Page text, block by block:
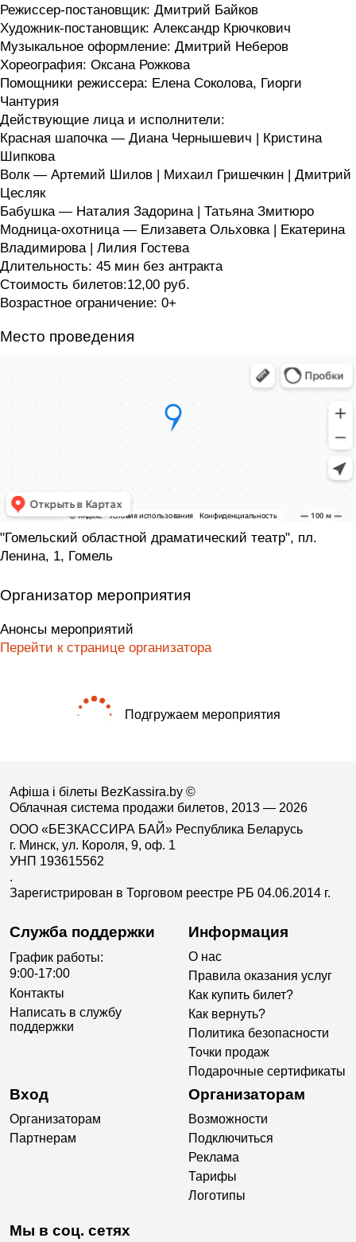
Режиссер-постановщик: Дмитрий Байков
Художник-постановщик: Александр Крючкович
Музыкальное оформление: Дмитрий Неберов
Хореография: Оксана Рожкова
Помощники режиссера: Елена Соколова, Гиорги
Чантурия
Действующие лица и исполнители:
Красная шапочка — Диана Чернышевич | Кристина
Шипкова
Волк — Артемий Шилов | Михаил Гришечкин | Дмитрий
Цесляк
Бабушка — Наталия Задорина | Татьяна Змитюро
Модница-охотница — Елизавета Ольховка | Екатерина
Владимирова | Лилия Гостева
Длительность: 45 мин без антракта
Стоимость билетов:12,00 руб.
Возрастное ограничение: 0+
Место проведения
"Гомельский областной драматический театр", пл.
Ленина, 1, Гомель
Организатор мероприятия
Анонсы мероприятий
Перейти к странице организатора
Подгружаем мероприятия
Афіша і білеты BezKassira.by ©
Облачная система продажи билетов, 2013 — 2026
ООО «БЕЗКАССИРА БАЙ» Республика Беларусь
г. Минск, ул. Короля, 9, оф. 1
УНП 193615562
.
Зарегистрирован в Торговом реестре РБ 04.06.2014 г.
Служба поддержки
График работы:
9:00-17:00
Контакты
Написать в службу
поддержки
Информация
О нас
Правила оказания услуг
Как купить билет?
Как вернуть?
Политика безопасности
Точки продаж
Подарочные сертификаты
Вход
Организаторам
Партнерам
Организаторам
Возможности
Подключиться
Реклама
Тарифы
Логотипы
Мы в соц. сетях